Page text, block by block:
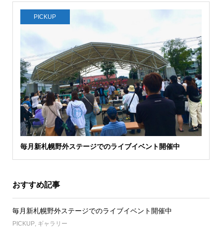
PICKUP
毎月新札幌野外ステージでのライブイベント開催中
おすすめ記事
毎月新札幌野外ステージでのライブイベント開催中
PICKUP, ギャラリー